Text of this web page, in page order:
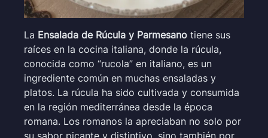
La Ensalada de Rúcula y Parmesano tiene sus
raíces en la cocina italiana, donde la rúcula,
conocida como “rucola” en italiano, es un
ingrediente común en muchas ensaladas y
platos. La rúcula ha sido cultivada y consumida
en la región mediterránea desde la época
romana. Los romanos la apreciaban no solo por
su sabor picante y distintivo, sino también por